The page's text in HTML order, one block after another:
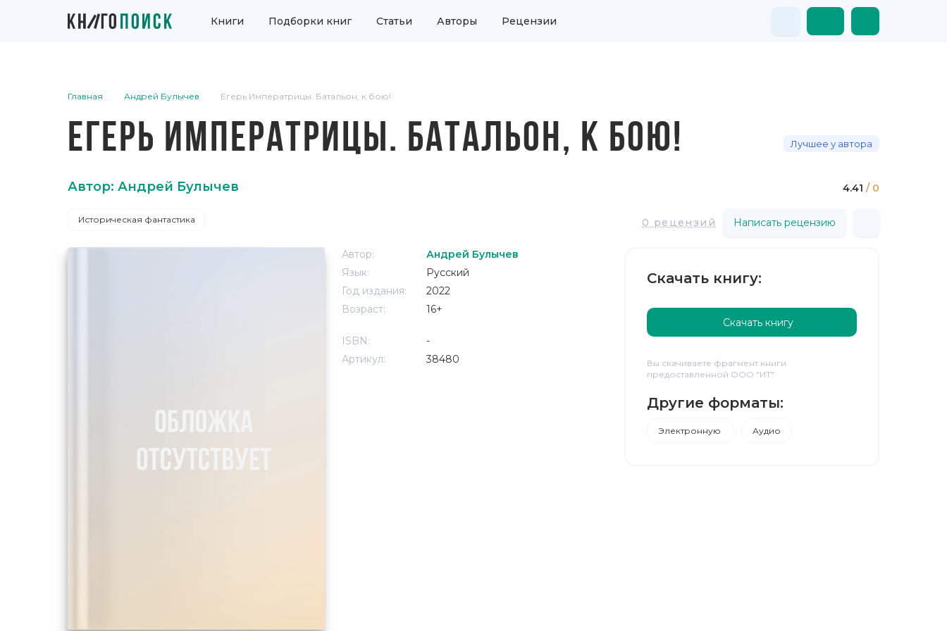
Книги Подборки книг Статьи Авторы Рецензии
Главная Андрей Булычев Егерь Императрицы. Батальон, к бою!
ЕГЕРЬ ИМПЕРАТРИЦЫ. БАТАЛЬОН, К БОЮ! Лучшее у автора
Автор: Андрей Булычев 4.41 / 0
Историческая фантастика 0 рецензий Написать рецензию
Автор:
Андрей Булычев
Язык:
Русский
Год издания:
2022
Возраст:
16+
ISBN:
-
Артикул:
38480
Скачать книгу:
Скачать книгу
Вы скачиваете фрагмент книги
предоставленной ООО "ИТ"
Другие форматы:
Электронную Аудио